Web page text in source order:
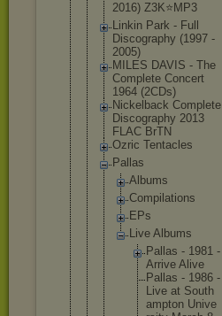
2016) Z3K⭐MP3
Linkin Park - Full
Discography (1997 -
2005)
MILES DAVIS - The
Complete Concert
1964 (2CDs)
Nickelback Complete
Discography 2013
FLAC BrTN
Ozric Tentacles
Pallas
Albums
Compilations
EPs
Live Albums
Pallas - 1981 -
Arrive Alive
Pallas - 1986 -
Live at South
ampton Unive